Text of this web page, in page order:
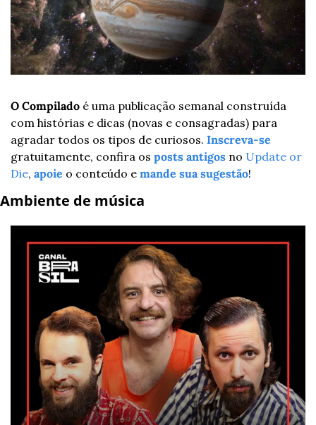
O Compilado é uma publicação semanal construída
com histórias e dicas (novas e consagradas) para
agradar todos os tipos de curiosos. Inscreva-se
gratuitamente, confira os posts antigos no Update or
Die, apoie o conteúdo e mande sua sugestão!
Ambiente de música